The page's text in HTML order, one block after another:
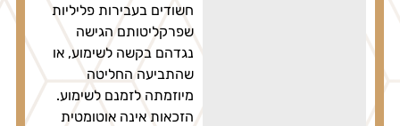
חשודים בעבירות פליליות
שפרקליטותם הגישה
נגדהם בקשה לשימוע, או
שהתביעה החליטה
מיוזמתה לזמנם לשימוע.
הזכאות אינה אוטומטית